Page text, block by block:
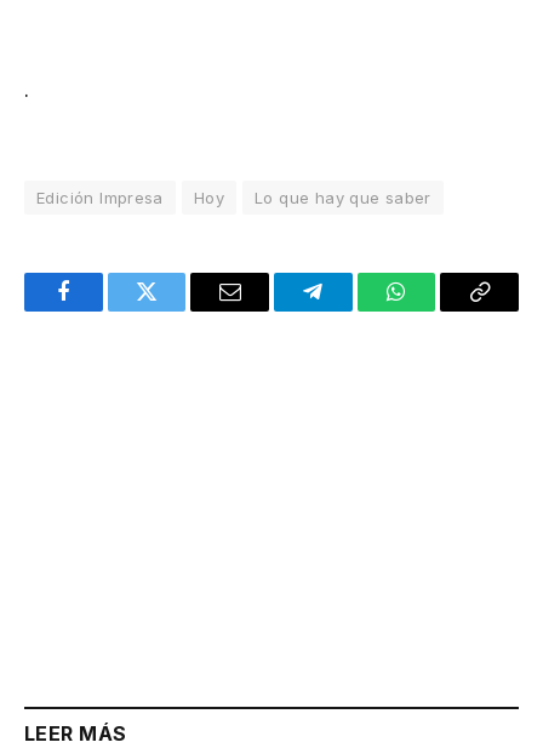
.
Edición Impresa Hoy Lo que hay que saber
FacebookTwitter Email TelegramWhatsAppCopy
LEER MÁS